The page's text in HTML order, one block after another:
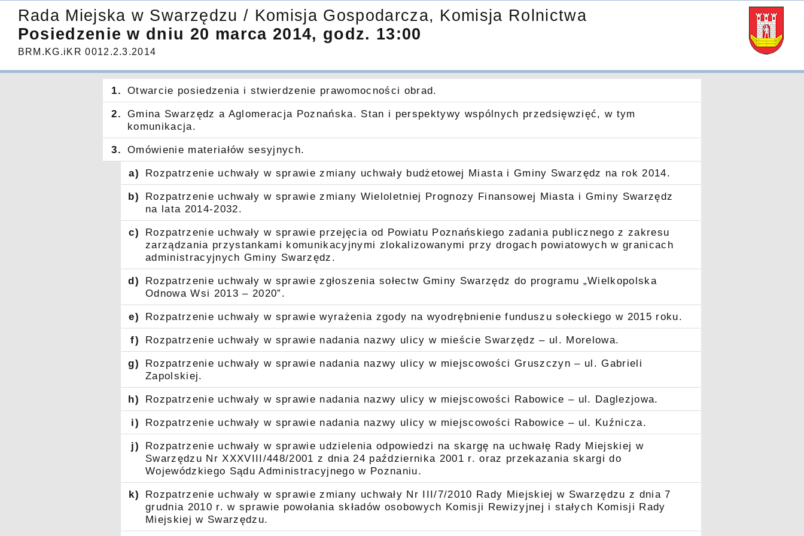
Rada Miejska w Swarzędzu / Komisja Gospodarcza, Komisja Rolnictwa
Posiedzenie w dniu 20 marca 2014, godz. 13:00
BRM.KG.iKR 0012.2.3.2014
1. Otwarcie posiedzenia i stwierdzenie prawomocności obrad.
2. Gmina Swarzędz a Aglomeracja Poznańska. Stan i perspektywy wspólnych przedsięwzięć, w tym
komunikacja.
3. Omówienie materiałów sesyjnych.
a)
Rozpatrzenie uchwały w sprawie zmiany uchwały budżetowej Miasta i Gminy Swarzędz na rok 2014.
b)
Rozpatrzenie uchwały w sprawie zmiany Wieloletniej Prognozy Finansowej Miasta i Gminy Swarzędz
na lata 2014-2032.
c)
Rozpatrzenie uchwały w sprawie przejęcia od Powiatu Poznańskiego zadania publicznego z zakresu
zarządzania przystankami komunikacyjnymi zlokalizowanymi przy drogach powiatowych w granicach
administracyjnych Gminy Swarzędz.
d)
Rozpatrzenie uchwały w sprawie zgłoszenia sołectw Gminy Swarzędz do programu „Wielkopolska
Odnowa Wsi 2013 – 2020”.
e)
Rozpatrzenie uchwały w sprawie wyrażenia zgody na wyodrębnienie funduszu sołeckiego w 2015 roku.
f)
Rozpatrzenie uchwały w sprawie nadania nazwy ulicy w mieście Swarzędz – ul. Morelowa.
g)
Rozpatrzenie uchwały w sprawie nadania nazwy ulicy w miejscowości Gruszczyn – ul. Gabrieli
Zapolskiej.
h)
Rozpatrzenie uchwały w sprawie nadania nazwy ulicy w miejscowości Rabowice – ul. Daglezjowa.
i)
Rozpatrzenie uchwały w sprawie nadania nazwy ulicy w miejscowości Rabowice – ul. Kuźnicza.
j)
Rozpatrzenie uchwały w sprawie udzielenia odpowiedzi na skargę na uchwałę Rady Miejskiej w
Swarzędzu Nr XXXVIII/448/2001 z dnia 24 października 2001 r. oraz przekazania skargi do
Wojewódzkiego Sądu Administracyjnego w Poznaniu.
k)
Rozpatrzenie uchwały w sprawie zmiany uchwały Nr III/7/2010 Rady Miejskiej w Swarzędzu z dnia 7
grudnia 2010 r. w sprawie powołania składów osobowych Komisji Rewizyjnej i stałych Komisji Rady
Miejskiej w Swarzędzu.